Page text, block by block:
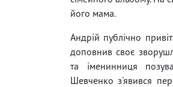
його мама.
Андрій публічно
доповнив своє
та іменинниця
Шевченко з'явився